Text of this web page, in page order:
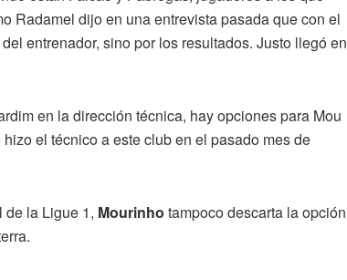
Radamel dijo en una entrevista pasada que con el
entrenador, sino por los resultados. Justo llegó en
en la dirección técnica, hay opciones para Mou
el técnico a este club en el pasado mes de
de la Ligue 1, Mourinho tampoco descarta la opción